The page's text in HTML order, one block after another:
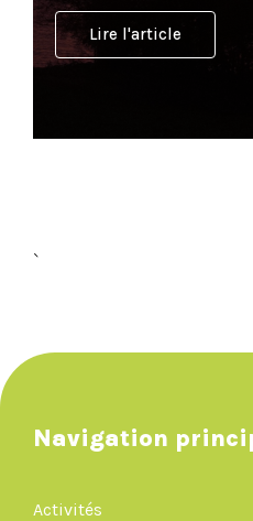
Lire l'article
`
Navigation
Activités